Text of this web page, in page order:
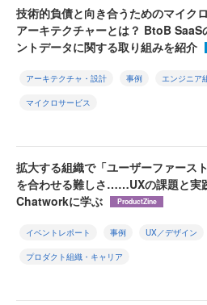
技術的負債と向き合うためのマイク
アーキテクチャーとは？ BtoB SaaS
ントデータに関する取り組みを紹介
アーキテクチャ・設計 事例 エンジニア
マイクロサービス
拡大する組織で「ユーザーファース
を合わせる難しさ……UXの課題と実
Chatworkに学ぶ
ProductZine
イベントレポート 事例 UX／デザイン
プロダクト組織・キャリア